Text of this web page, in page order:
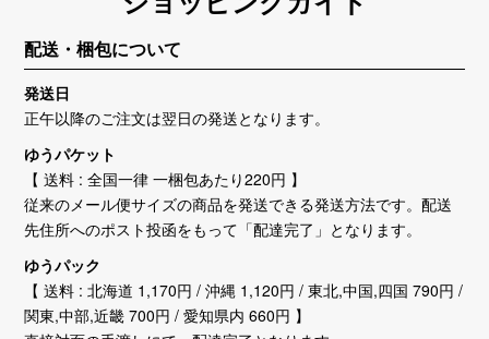
配送・梱包について
発送日
正午以降のご注文は翌日の発送となります。
ゆうパケット
【 送料 : 全国一律 一梱包あたり220円 】
従来のメール便サイズの商品を発送できる発送方法です。配送
先住所へのポスト投函をもって「配達完了」となります。
ゆうパック
【 送料 : 北海道 1,170円 / 沖縄 1,120円 / 東北,中国,四国 790円 /
関東,中部,近畿 700円 / 愛知県内 660円 】